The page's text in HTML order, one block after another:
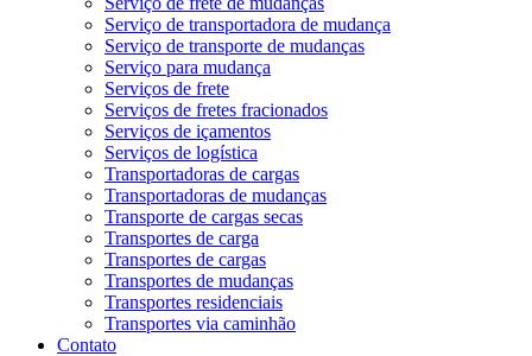
Serviço de transportadora de mudança
Serviço de transporte de mudanças
Serviço para mudança
Serviços de frete
Serviços de fretes fracionados
Serviços de içamentos
Serviços de logística
Transportadoras de cargas
Transportadoras de mudanças
Transporte de cargas secas
Transportes de carga
Transportes de cargas
Transportes de mudanças
Transportes residenciais
Transportes via caminhão
Contato